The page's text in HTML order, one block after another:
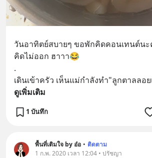
วันอาทิตย์สบายๆ ขอพักคิดคอนเทนต์นะ
คิดไม่ออก ฮาาา😂
.
เดินเข้าครัว เห็นแม่กำลังทำ"ลูกตาลลอ
ดูเพิ่มเติม
1 บันทึก
พื้นที่เติมใจ by อ๋อ • ติดตาม
1 ก.พ. 2020 เวลา 12:04 • ปรัชญา